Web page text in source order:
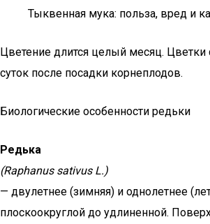
Тыквенная мука: польза, вред и
Цветение длится целый месяц.
суток после посадки корнеплодов.
Биологические особенности редьки
Редька
(Raphanus sativus L.)
— двулетнее (зимняя) и однолетнее
плоскоокруглой до удлиненной.